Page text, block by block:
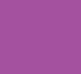
80 độ C